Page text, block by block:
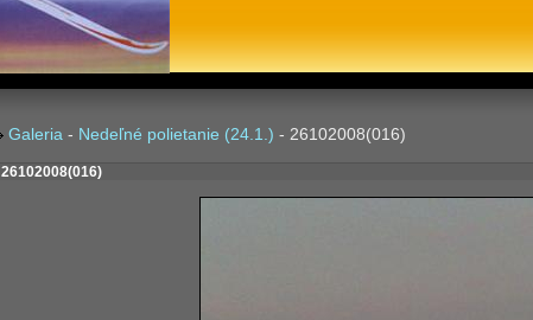
Galeria - Nedeľné polietanie (24.1.) - 26102008(016)
26102008(016)